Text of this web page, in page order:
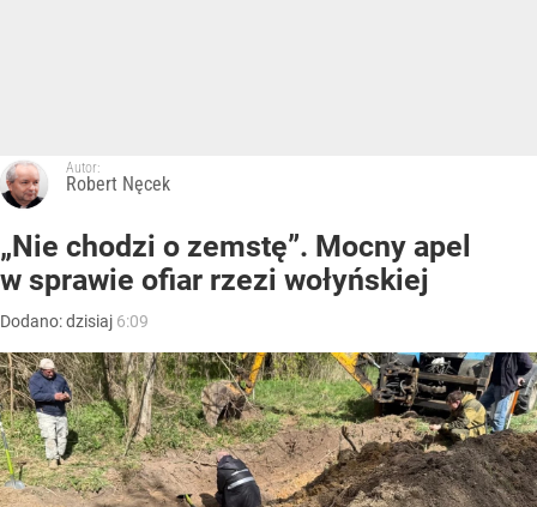
Autor:
Robert Nęcek
„Nie chodzi o zemstę”. Mocny apel
w sprawie ofiar rzezi wołyńskiej
Dodano:dzisiaj 6:09